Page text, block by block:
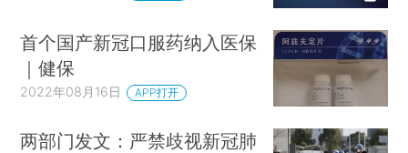
首个国产新冠口服药纳入医保
｜健保
2022年08月16日 APP打开
两部门发文：严禁歧视新冠肺